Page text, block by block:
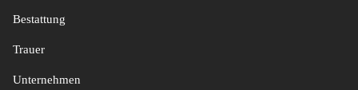
Bestattung
Trauer
Unternehmen